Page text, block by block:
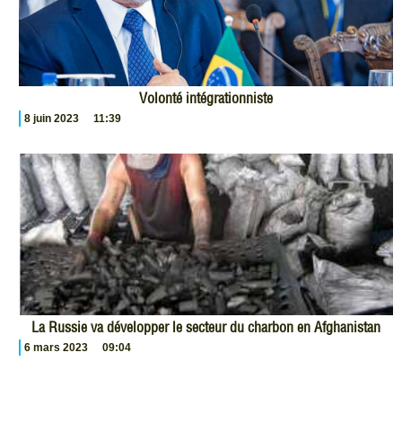
Volonté intégrationniste
8 juin 2023 11:39
La Russie va développer le secteur du charbon en Afghanistan
6 mars 2023 09:04